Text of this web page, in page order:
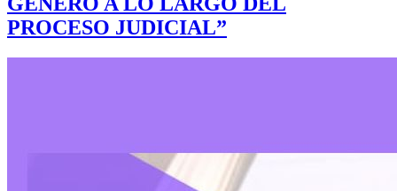
PROCESO JUDICIAL”